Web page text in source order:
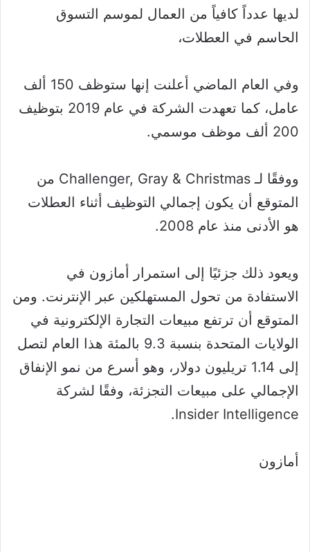
لديها عدداً كافياً من العمال لموسم التسوق
الحاسم في العطلات،
وفي العام الماضي أعلنت إنها ستوظف 150 ألف
عامل، كما تعهدت الشركة في عام 2019 بتوظيف
200 ألف موظف موسمي.
ووفقًا لـ Challenger, Gray & Christmas من
المتوقع أن يكون إجمالي التوظيف أثناء العطلات
هو الأدنى منذ عام 2008.
ويعود ذلك جزئيًا إلى استمرار أمازون في
الاستفادة من تحول المستهلكين عبر الإنترنت. ومن
المتوقع أن ترتفع مبيعات التجارة الإلكترونية في
الولايات المتحدة بنسبة 9.3 بالمئة هذا العام لتصل
إلى 1.14 تريليون دولار، وهو أسرع من نمو الإنفاق
الإجمالي على مبيعات التجزئة، وفقًا لشركة
Insider Intelligence.
أمازون